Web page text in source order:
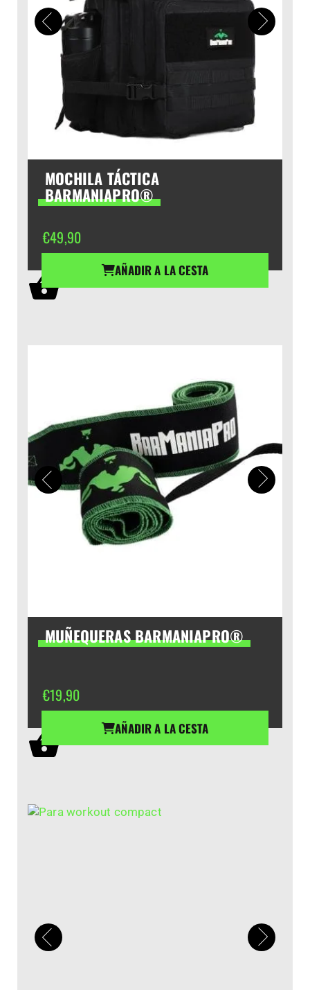
MOCHILA TÁCTICA
BARMANIAPRO®
€49,90
AÑADIR A LA CESTA
MUÑEQUERAS BARMANIAPRO®
€19,90
AÑADIR A LA CESTA